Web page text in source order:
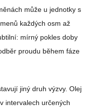
může u jednotky s
každých osm až
mírný pokles doby
proudu během fáze
jiný druh výzvy. Olej
intervalech určených